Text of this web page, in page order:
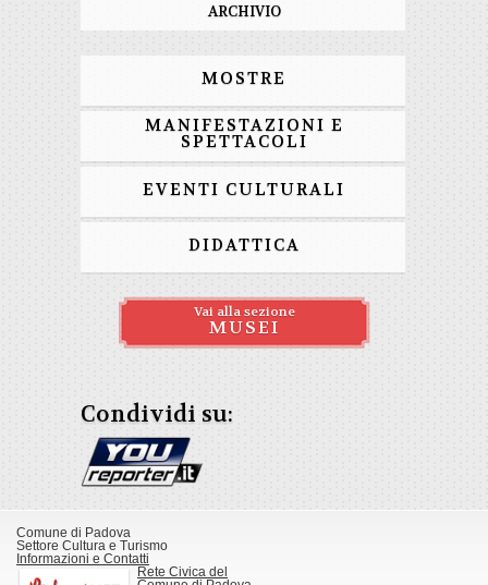
ARCHIVIO
MOSTRE
MANIFESTAZIONI E
SPETTACOLI
EVENTI CULTURALI
DIDATTICA
Vai alla sezione
MUSEI
Condividi su:
Comune di Padova
Settore Cultura e Turismo
Informazioni e Contatti
Rete Civica del